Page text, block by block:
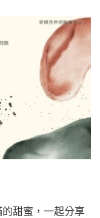
甜蜜，一起分享